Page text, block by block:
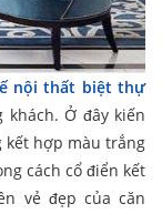
nội thất biệt thự
Ở đây kiến
kết hợp màu trắng
cách cổ điển kết
vẻ đẹp của căn